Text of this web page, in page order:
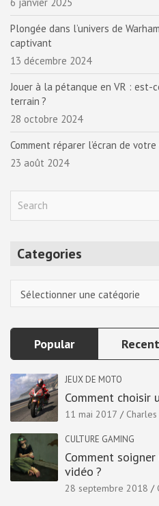
Plongée dans l’univers de
captivant
13 décembre 2024
Jouer à la pétanque en VR : est-
terrain ?
28 octobre 2024
Comment réparer l’écran de
23 août 2024
Categories
Popular Recent
JEUX DE MOTO
Comment choisir
11 mai 2017
CULTURE GAMING
Comment
vidéo ?
28 septembre 2018